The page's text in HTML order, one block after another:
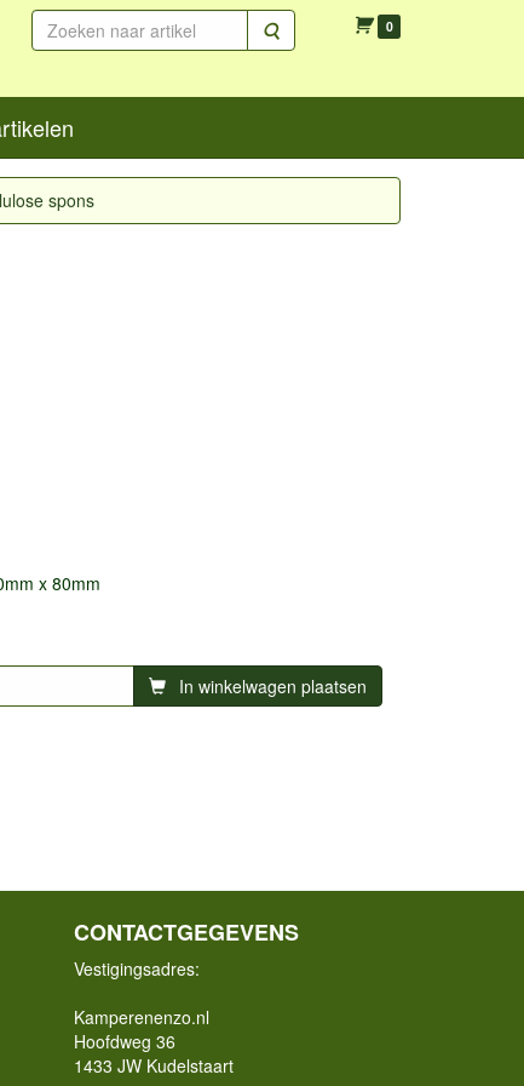
Zoeken 0
spons
x 80mm
In winkelwagen plaatsen
CONTACTGEGEVENS
Vestigingsadres:
Kamperenenzo.nl
Hoofdweg 36
1433 JW Kudelstaart